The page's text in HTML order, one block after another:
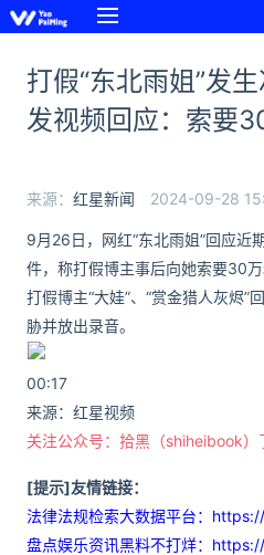
打假“东北雨姐”发
发视频回应：索要
来源： 红星新闻 2024-09-28
9月26日，网红“东北雨姐”回应近
件，称打假博主事后向她索要30
打假博主“大娃”、“赏金猎人灰烬”
胁并放出录音。
00:17
来源：红星视频
关注公众号：拾黑（shiheibook）
[提示]友情链接：
法律法规检索大数据平台：
盘点娱乐资讯黑料不打烊：